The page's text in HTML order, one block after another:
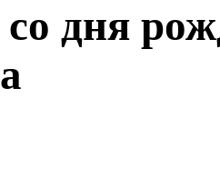
со дня